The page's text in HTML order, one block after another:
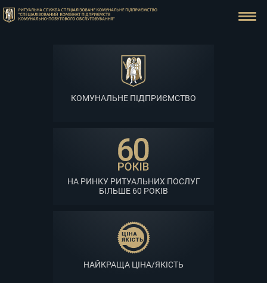
КОМУНАЛЬНЕ ПІДПРИЄМСТВО
НА РИНКУ РИТУАЛЬНИХ ПОСЛУГ
БІЛЬШЕ 60 РОКІВ
НАЙКРАЩА ЦІНА/ЯКІСТЬ